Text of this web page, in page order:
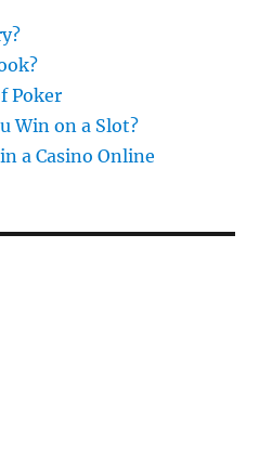
Poker
Win on a Slot?
a Casino Online